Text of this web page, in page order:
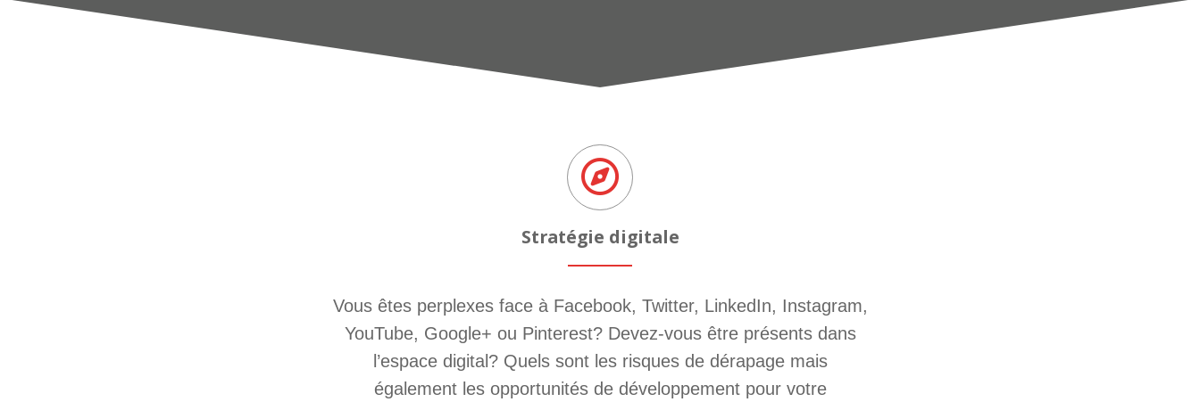
Stratégie digitale
Vous êtes perplexes face à Facebook, Twitter, LinkedIn, Instagram,
YouTube, Google+ ou Pinterest? Devez-vous être présents dans
l’espace digital? Quels sont les risques de dérapage mais
également les opportunités de développement pour votre